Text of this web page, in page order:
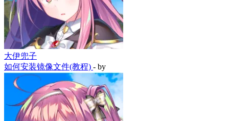
大伊兜子
如何安装镜像文件(教程) - by